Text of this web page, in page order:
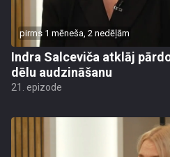
pirms 1 mēneša, 2 nedēļām
Indra Salceviča atklāj
dēlu audzināšanu
21. epizode